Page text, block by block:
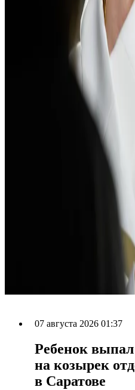
07 августа 2026 01:37
Ребенок
на козырек
в Саратове